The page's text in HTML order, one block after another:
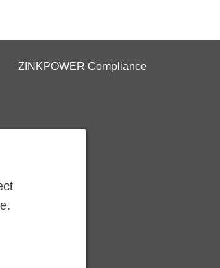
ZINKPOWER Compliance